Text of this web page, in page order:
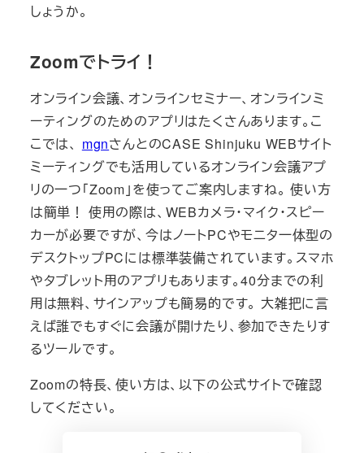
しょうか。
Zoomでトライ！
オンライン会議、オンラインセミナー、オンラインミ
ーティングのためのアプリはたくさんあります。こ
こでは、 mgnさんとのCASE Shinjuku WEBサイト
ミーティングでも活用しているオンライン会議アプ
リの一つ「Zoom」を使ってご案内しますね。 使い方
は簡単！ 使用の際は、WEBカメラ・マイク・スピー
カーが必要ですが、今はノートPCやモニタ一体型の
デスクトップPCには標準装備されています。スマホ
やタブレット用のアプリもあります。40分までの利
用は無料、サインアップも簡易的です。 大雑把に言
えば誰でもすぐに会議が開けたり、参加できたりす
るツールです。
Zoomの特長、使い方は、以下の公式サイトで確認
してください。